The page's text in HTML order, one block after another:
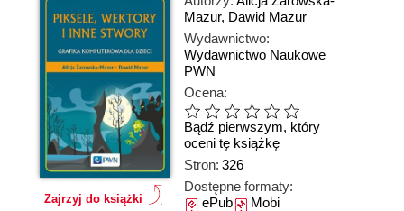
Zajrzyj do książki
Mazur, Dawid Mazur
Wydawnictwo:
Wydawnictwo Naukowe
PWN
Ocena:
Bądź pierwszym, który
oceni tę książkę
Stron: 326
Dostępne formaty:
ePubMobi